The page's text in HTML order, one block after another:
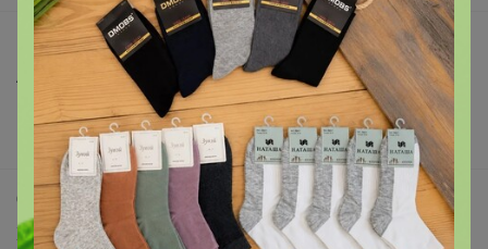
Все предложения
Анонсы
Новости
Поддержка альпак
Самое выгодное
Хиты продаж